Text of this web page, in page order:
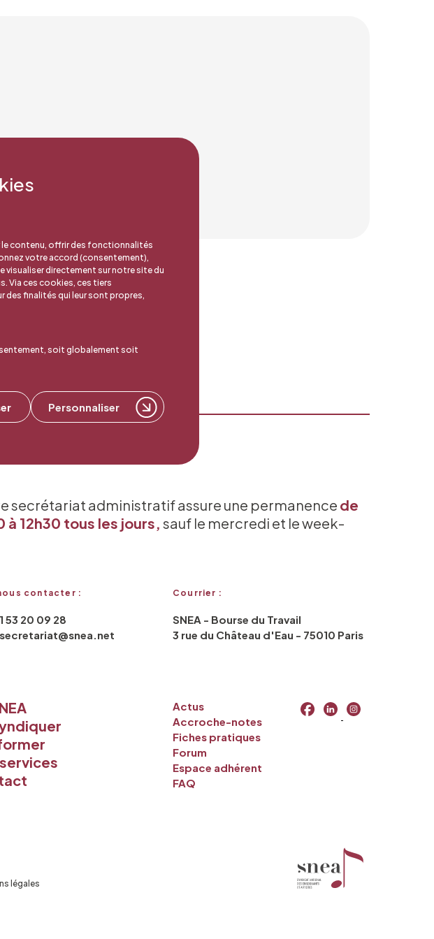
le contenu, offrir des fonctionnalités
votre accord (consentement),
directement sur notre site du
Via ces cookies, ces tiers
finalités qui leur sont propres,
soit globalement soit
Personnaliser
secrétariat administratif assure une permanence de
à 12h30 tous les jours,sauf le mercredi et le week-
contacter :
53 20 09 28
Courrier :
SNEA - Bourse du Travail
3 rue du Château d'Eau - 75010 Paris
Actus
Accroche-notes
Fiches pratiques
Forum
Espace adhérent
FAQ
légales